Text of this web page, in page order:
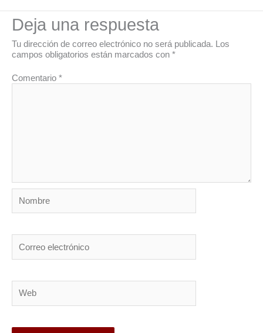
Deja una respuesta
Tu dirección de correo electrónico no será publicada. Los
campos obligatorios están marcados con *
Comentario *
electrónico